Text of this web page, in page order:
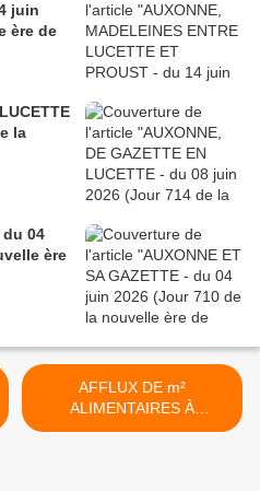
juin
ère de
la
du 04
ère
AFFLUX DE m²
ALIMENTAIRES À
CHARMOY-CITY - du 05